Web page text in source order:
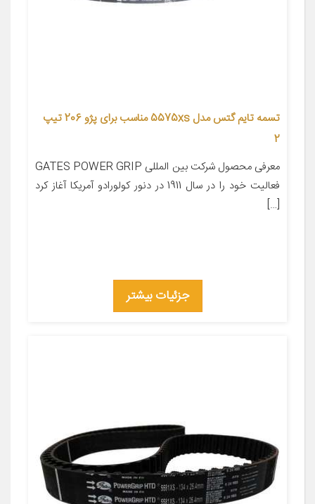
تسمه تایم گتس مدل 5575xs مناسب برای پژو 206 تیپ
2
معرفی محصول شرکت بین المللی GATES POWER GRIP
فعالیت خود را در سال 1911 در دنور کولورادو آمریکا آغاز کرد
[…]
جزئیات بیشتر